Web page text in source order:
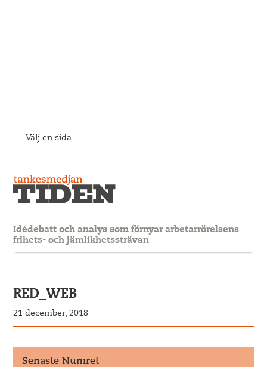
Välj en sida
Idédebatt och analys som förnyar arbetarrörelsens
frihets- och jämlikhetssträvan
RED_WEB
21 december, 2018
Senaste Numret